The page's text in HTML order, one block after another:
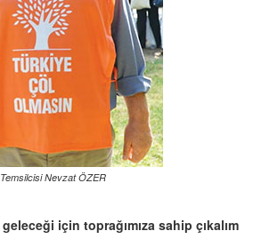
Nevzat ÖZER
geleceği için toprağımıza sahip çıkalım